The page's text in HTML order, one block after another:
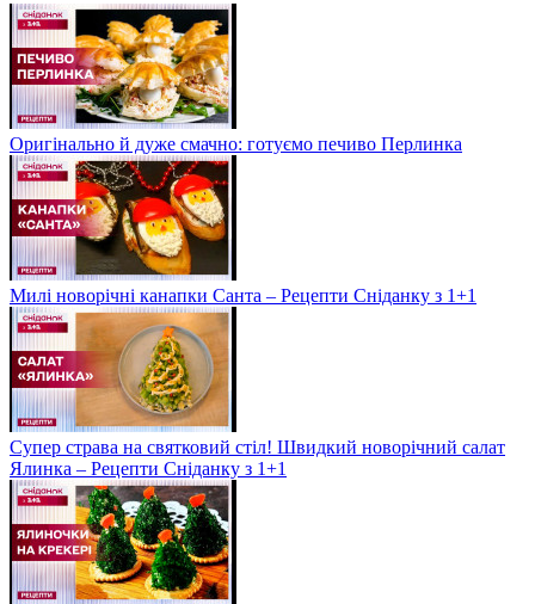
Оригінально й дуже смачно: готуємо печиво Перлинка
Милі новорічні канапки Санта – Рецепти Сніданку з 1+1
Супер страва на святковий стіл! Швидкий новорічний салат
Ялинка – Рецепти Сніданку з 1+1